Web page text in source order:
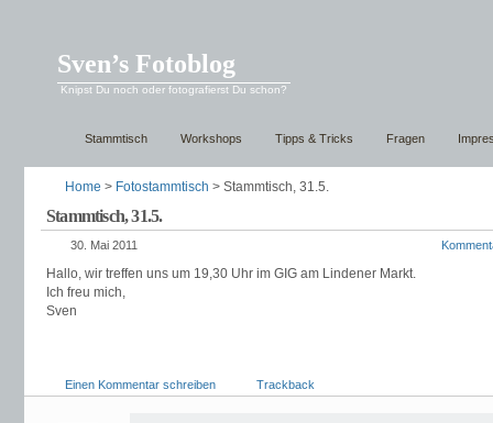
Sven’s Fotoblog
Knipst Du noch oder fotografierst Du schon?
Stammtisch Workshops Tipps & Tricks Fragen
Home > Fotostammtisch > Stammtisch, 31.5.
Stammtisch, 31.5.
30. Mai 2011
Hallo, wir treffen uns um 19,30 Uhr im GIG am Lindener Markt.
Ich freu mich,
Sven
Einen Kommentar schreiben Trackback